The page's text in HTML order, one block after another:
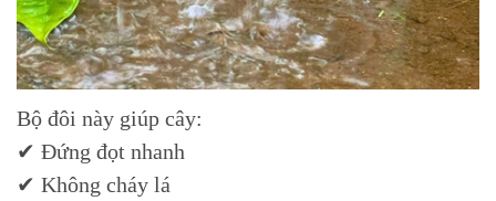
Bộ đôi này giúp cây:
✔ Đứng đọt nhanh
✔ Không cháy lá